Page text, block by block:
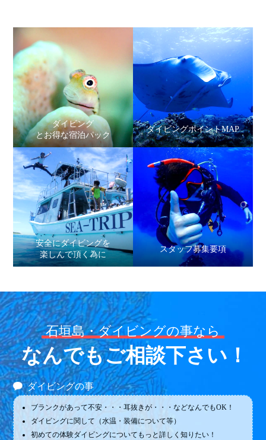
ダイビング
とお得な宿泊パック
ダイビングポイントMAP
安全にダイビングを
楽しんで頂く為に
スタッフ募集要項
石垣島・ダイビングの事なら
なんでもご相談下さい！
ダイビングの事
ブランクがあって不安・・・耳抜きが・・・などなんでもOK！
ダイビングに関して（水温・装備について等）
初めての体験ダイビングについてもっと詳しく知りたい！